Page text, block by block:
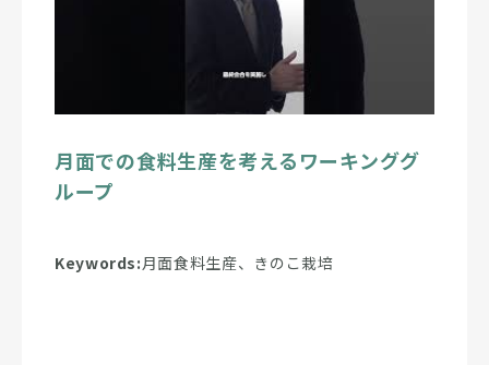
月面での食料生産を考えるワーキンググ
ループ
Keywords:月面食料生産、きのこ栽培